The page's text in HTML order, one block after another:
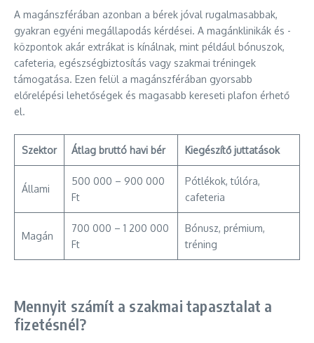
A magánszférában azonban a bérek jóval rugalmasabbak,
gyakran egyéni megállapodás kérdései. A magánklinikák és -
központok akár extrákat is kínálnak, mint például bónuszok,
cafeteria, egészségbiztosítás vagy szakmai tréningek
támogatása. Ezen felül a magánszférában gyorsabb
előrelépési lehetőségek és magasabb kereseti plafon érhető
el.
Szektor Átlag bruttó havi bér Kiegészítő juttatások
Állami
500 000 – 900 000
Ft
Pótlékok, túlóra,
cafeteria
Magán
700 000 – 1 200 000
Ft
Bónusz, prémium,
tréning
Mennyit számít a szakmai tapasztalat a
fizetésnél?